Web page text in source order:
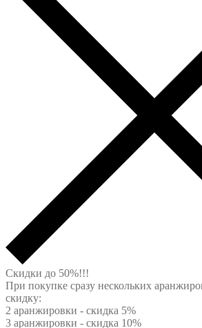
Скидки до 50%!!!
При покупке сразу нескольких
скидку:
2 аранжировки - скидка 5%
3 аранжировки - скидка 10%